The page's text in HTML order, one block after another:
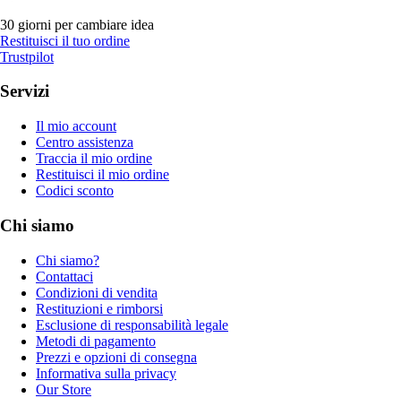
30 giorni per cambiare idea
Restituisci il tuo ordine
Trustpilot
Servizi
Il mio account
Centro assistenza
Traccia il mio ordine
Restituisci il mio ordine
Codici sconto
Chi siamo
Chi siamo?
Contattaci
Condizioni di vendita
Restituzioni e rimborsi
Esclusione di responsabilità legale
Metodi di pagamento
Prezzi e opzioni di consegna
Informativa sulla privacy
Our Store